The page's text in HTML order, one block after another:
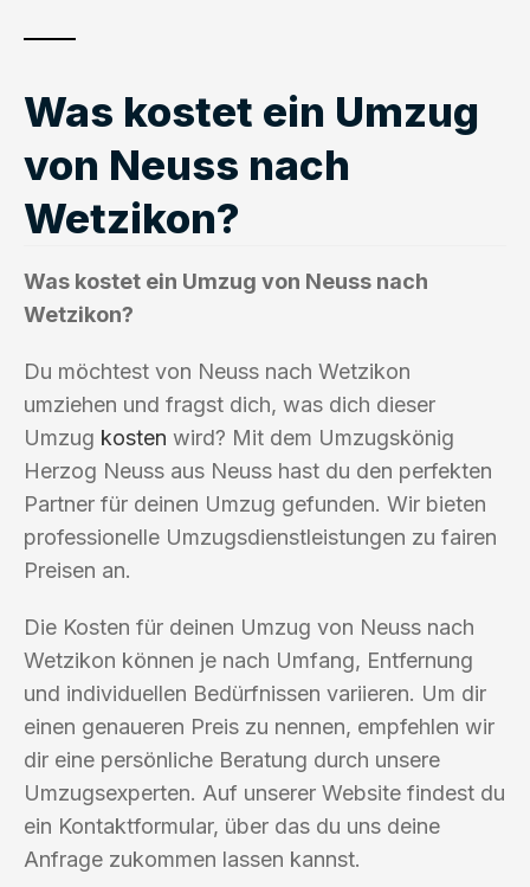
Was kostet ein Umzug
von Neuss nach
Wetzikon?
Was kostet ein Umzug von Neuss nach
Wetzikon?
Du möchtest von Neuss nach Wetzikon
umziehen und fragst dich, was dich dieser
Umzug kosten wird? Mit dem Umzugskönig
Herzog Neuss aus Neuss hast du den perfekten
Partner für deinen Umzug gefunden. Wir bieten
professionelle Umzugsdienstleistungen zu fairen
Preisen an.
Die Kosten für deinen Umzug von Neuss nach
Wetzikon können je nach Umfang, Entfernung
und individuellen Bedürfnissen variieren. Um dir
einen genaueren Preis zu nennen, empfehlen wir
dir eine persönliche Beratung durch unsere
Umzugsexperten. Auf unserer Website findest du
ein Kontaktformular, über das du uns deine
Anfrage zukommen lassen kannst.